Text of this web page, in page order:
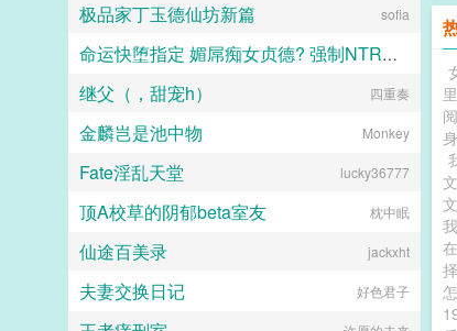
文
文
极品家丁玉德仙坊新篇 sofia
命运快堕指定 媚屌痴女贞德? 强制NTR召唤?侍奉上帝的圣女贞德，强制调教成无脑崇拜肉棒的媚屌痴女?
bachikina
继父（，甜宠h） 四重奏
金麟岂是池中物 Monkey
Fate淫乱天堂 lucky36777
顶A校草的阴郁beta室友 枕中眠
仙途百美录 jackxht
夫妻交换日记 好色君子